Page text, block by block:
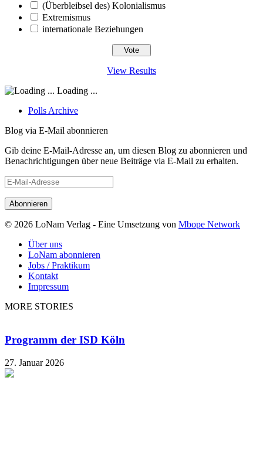
(Überbleibsel des) Kolonialismus
Extremismus
internationale Beziehungen
View Results
Loading ...
Polls Archive
Blog via E-Mail abonnieren
Gib deine E-Mail-Adresse an, um diesen Blog zu abonnieren und
Benachrichtigungen über neue Beiträge via E-Mail zu erhalten.
E-
Adresse
© 2026 LoNam Verlag - Eine Umsetzung von Mbope Network
Über uns
LoNam abonnieren
Jobs / Praktikum
Kontakt
Impressum
MORE STORIES
Programm der ISD Köln
27. Januar 2026